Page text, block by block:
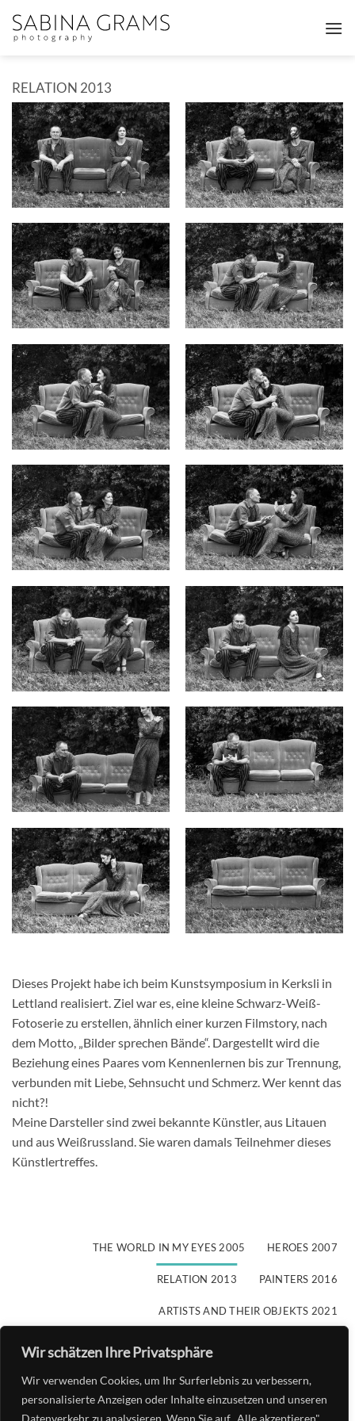
Wir schätzen Ihre Privatsphäre
Wir verwenden Cookies, um Ihr Surferlebnis zu verbessern,
personalisierte Anzeigen oder Inhalte einzusetzen und unseren
Datenverkehr zu analysieren. Wenn Sie auf „Alle akzeptieren"
Inhalt
RELATION 2013
Dieses Projekt habe ich beim Kunstsymposium in Kerksli in
Lettland realisiert. Ziel war es, eine kleine Schwarz-Weiß-
Fotoserie zu erstellen, ähnlich einer kurzen Filmstory, nach
dem Motto, „Bilder sprechen Bände“. Dargestellt wird die
Beziehung eines Paares vom Kennenlernen bis zur Trennung,
verbunden mit Liebe, Sehnsucht und Schmerz. Wer kennt das
nicht?!
Meine Darsteller sind zwei bekannte Künstler, aus Litauen
und aus Weißrussland. Sie waren damals Teilnehmer dieses
Künstlertreffes.
THE WORLD IN MY EYES 2005 HEROES 2007
RELATION 2013 PAINTERS 2016
ARTISTS AND THEIR OBJEKTS 2021
UNTER DEM HIMMEL – 2 (2024)
SCHÖNHEITSKOLLER 2025